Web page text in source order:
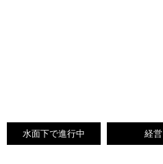
水面下で進行中 経営